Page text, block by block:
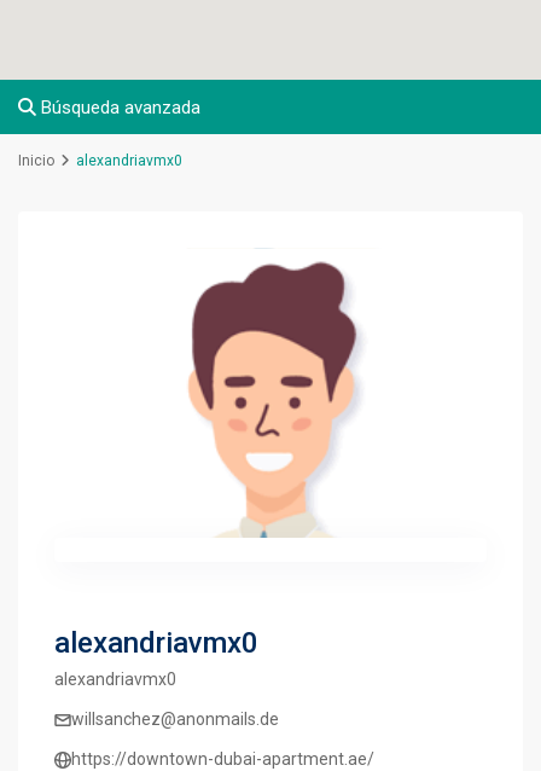
Búsqueda avanzada
Inicio alexandriavmx0
alexandriavmx0
alexandriavmx0
willsanchez@anonmails.de
https://downtown-dubai-apartment.ae/